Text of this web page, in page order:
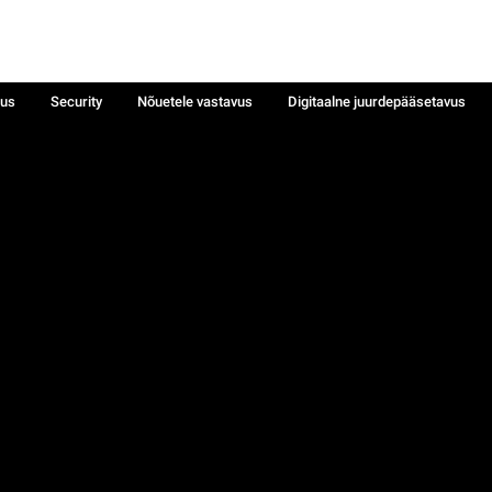
Security Nõuetele vastavus
Digitaalne juurdepääsetavus